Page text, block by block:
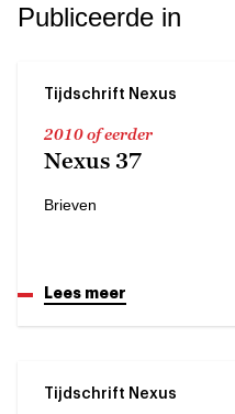
Publiceerde in
Tijdschrift Nexus
2010 of eerder
Nexus 37
Brieven
Lees meer
Tijdschrift Nexus